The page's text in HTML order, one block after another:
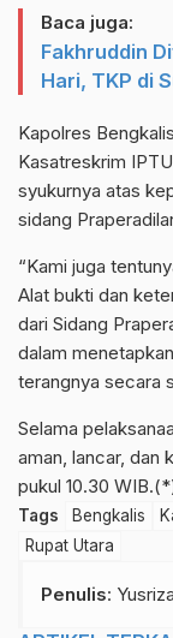
Baca juga:
Fakhruddin
Hari, TKP di
Kapolres
Kasatreskrim
syukurnya atas
sidang
“Kami juga
Alat bukti dan
dari Sidang
dalam
terangnya secara
Selama
aman, lancar, dan
pukul 10.30
Tags Bengkalis
Rupat Utara
Penulis: